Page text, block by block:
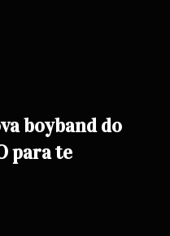
boyband do
para te